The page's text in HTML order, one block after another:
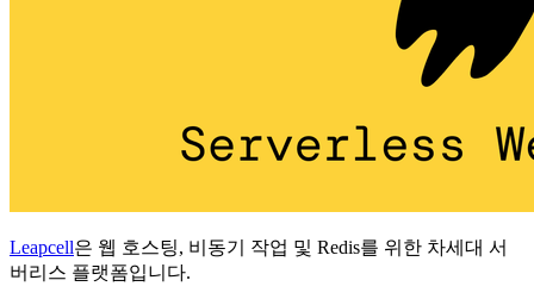
Leapcell은 웹 호스팅, 비동기 작업 및 Redis를 위한 차세대 서
버리스 플랫폼입니다.